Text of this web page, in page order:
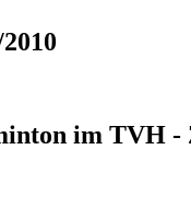
im TVH -